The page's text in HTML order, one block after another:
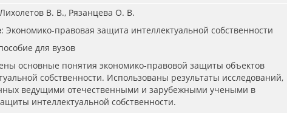
В. В., Рязанцева О. В.
: Экономико-правовая защита интеллектуальной собственности
для вузов
основные понятия экономико-правовой защиты объектов
собственности. Использованы результаты исследований,
ведущими отечественными и зарубежными учеными в
интеллектуальной собственности.